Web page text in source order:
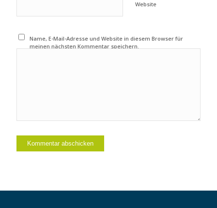
Website
Name, E-Mail-Adresse und Website in diesem Browser für
meinen nächsten Kommentar speichern.